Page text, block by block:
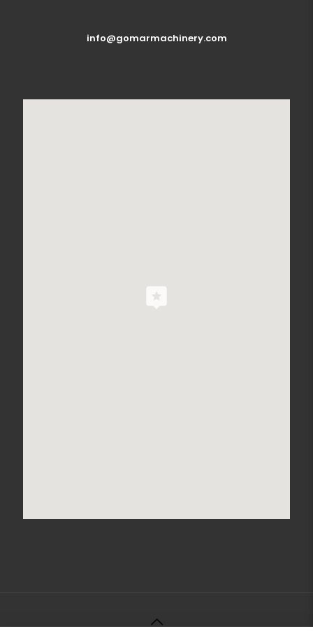
info@gomarmachinery.com